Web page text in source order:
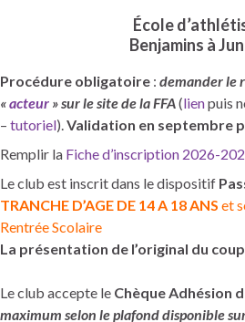
École
Benjamins à
Procédure obligatoire : demander le
«acteur » sur le site de la FFA(lienpuis
– tutoriel).Validation en septembre
Remplir la Fiche d’inscription 2026-
Le club est inscrit dans le dispositif
TRANCHE D’AGE DE 14 A 18 ANS et
Rentrée Scolaire
La présentation de l’original du
Le club accepte le Chèque Adhésion
maximum selon le plafond disponible